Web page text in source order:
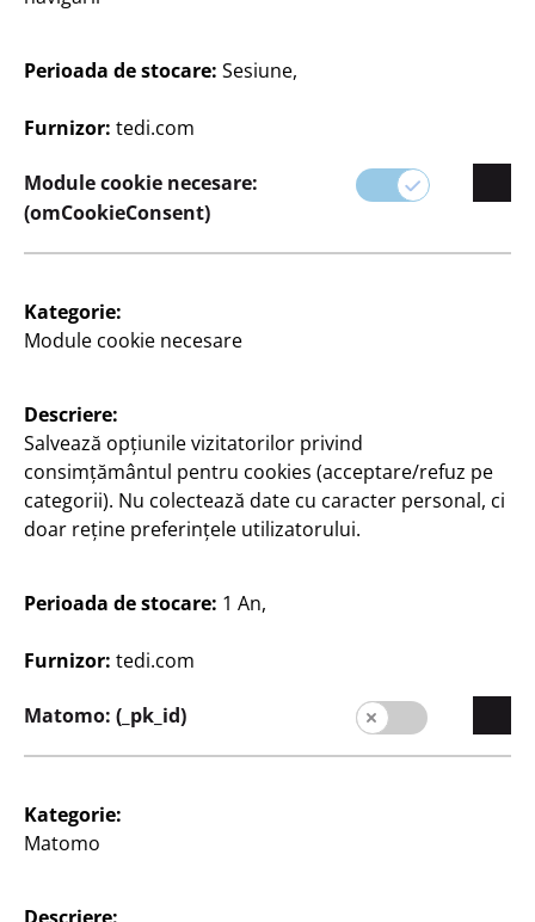
Scriere
A4, extralat, de înaltă
diferite modele, la
Dosar cu inele
A4 lat, cu 2 inele, diferite
culori lățime partea spate
cca 20 mm, la 13 Lei
lățime partea spate cca
15
din carton rezistent,
diferite modele, la
Scriere
10 bucăți
Perioada de stocare: Sesiune,
Furnizor: tedi.com
Module cookie necesare:
(omCookieConsent)
Kategorie:
Module cookie necesare
Descriere:
Salvează opțiunile vizitatorilor privind
consimțământul pentru cookies (acceptare/refuz pe
categorii). Nu colectează date cu caracter personal, ci
doar reține preferințele utilizatorului.
Perioada de stocare: 1 An,
Furnizor: tedi.com
Matomo: (_pk_id)
Kategorie:
Matomo